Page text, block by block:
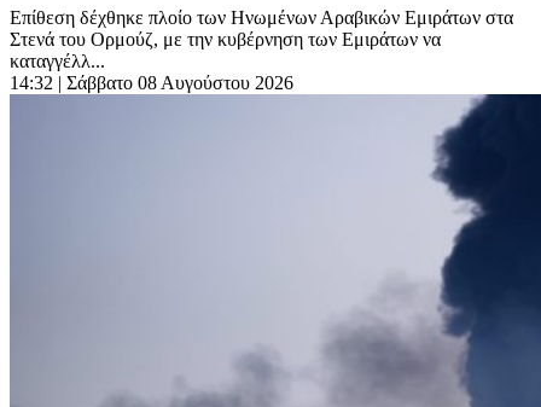
Επίθεση δέχθηκε πλοίο των Ηνωμένων Αραβικών Εμιράτων στα
Στενά του Ορμούζ, με την κυβέρνηση των Εμιράτων να
καταγγέλλ...
14:32 | Σάββατο 08 Αυγούστου 2026